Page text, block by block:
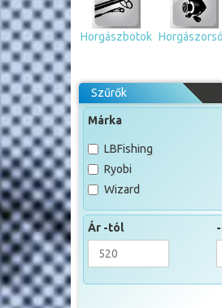
Horgászbotok
Szűrők
Márka
LBFishing
Ryobi
Wizard
Ár -tól